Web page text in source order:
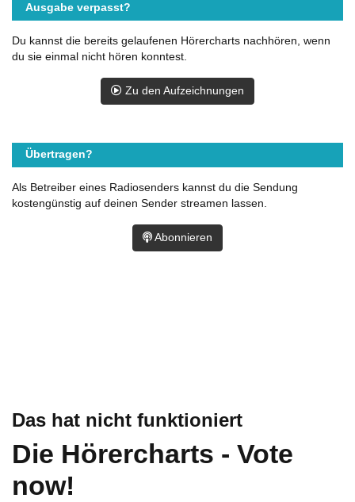
Das hat nicht funktioniert
Die Hörercharts - Vote
now!
Ausgabe verpasst?
Du kannst die bereits gelaufenen Hörercharts nachhören, wenn
du sie einmal nicht hören konntest.
Zu den Aufzeichnungen
Übertragen?
Als Betreiber eines Radiosenders kannst du die Sendung
kostengünstig auf deinen Sender streamen lassen.
Abonnieren